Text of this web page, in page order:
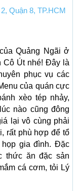
Quận 8, TP.HCM
Quảng Ngãi ở
Cô Út nhé! Đây là
phục vụ các
của quán cực
xèo tép nhảy,
nào cũng đông
lại vô cùng phải
rất phù hợp để tổ
gia đình. Đặc
thức ăn đặc sản
cá cơm, tỏi Lý